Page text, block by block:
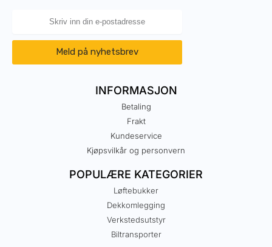
Meld på nyhetsbrev
INFORMASJON
Betaling
Frakt
Kundeservice
Kjøpsvilkår og personvern
POPULÆRE KATEGORIER
Løftebukker
Dekkomlegging
Verkstedsutstyr
Biltransporter